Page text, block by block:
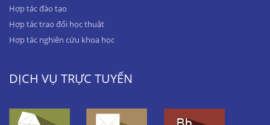
Hợp tác đào tạo
Hợp tác trao đổi học thuật
Hợp tác nghiên cứu khoa học
DỊCH VỤ TRỰC TUYẾN